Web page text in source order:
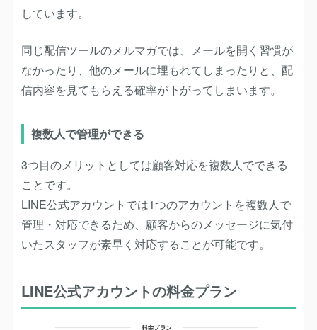
しています。
同じ配信ツールのメルマガでは、メールを開く習慣が
なかったり、他のメールに埋もれてしまったりと、配
信内容を見てもらえる確率が下がってしまいます。
複数人で管理ができる
3つ目のメリットとしては顧客対応を複数人でできる
ことです。
LINE公式アカウントでは1つのアカウントを複数人で
管理・対応できるため、顧客からのメッセージに気付
いたスタッフが素早く対応することが可能です。
LINE公式アカウントの料金プラン